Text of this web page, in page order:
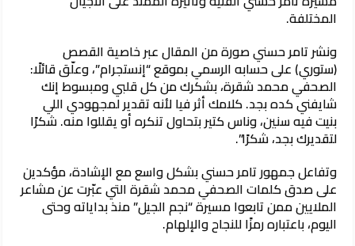
المختلفة.
ونشر تامر حسني صورة من المقال عبر خاصية القصص
(ستوري) على حسابه الرسمي بموقع “إنستجرام”، وعلّق قائلًا:
الصحفي محمد شقرة، بشكرك من كل قلبي ومبسوط إنك
شايفني كده بجد. كلامك أثر فيا لأنه تقدير لمجهودي اللي
بنيت فيه سنين، وناس كتير بتحاول تنكره أو يقللوا منه. شكرًا
لتقديرك بجد، شكرًا”.
وتفاعل جمهور تامر حسني بشكل واسع مع الإشادة، مؤكدين
على صدق كلمات الصحفي محمد شقرة التي عبّرت عن مشاعر
الملايين ممن تابعوا مسيرة “نجم الجيل” منذ بداياته وحتى
اليوم، باعتباره رمزًا للنجاح والإلهام.